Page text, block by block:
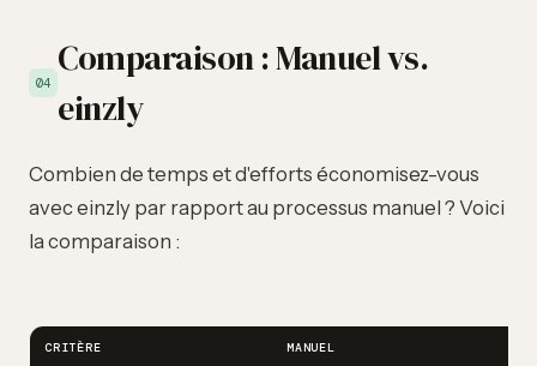
04
Comparaison : Manuel vs.
einzly
Combien de temps et d'efforts économisez-vous
avec einzly par rapport au processus manuel ? Voici
la comparaison :
CRITÈRE MANUEL